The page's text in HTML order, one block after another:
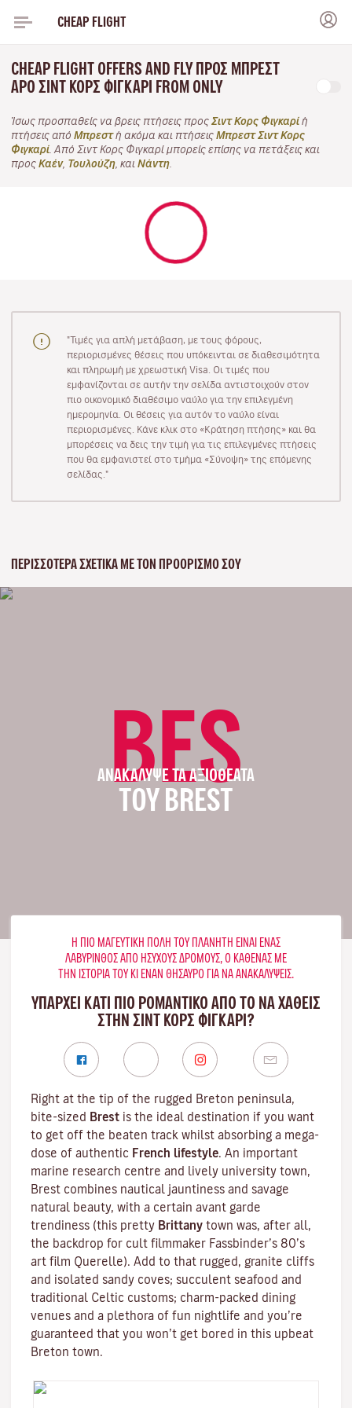
CHEAP FLIGHT
CHEAP FLIGHT OFFERS AND FLY ΠΡΟΣ ΜΠΡΕΣΤ
APO ΣΙΝΤ ΚΟΡΣ ΦΙΓΚΑΡΊ FROM ONLY
Ίσως προσπαθείς να βρεις πτήσεις προς Σιντ Κορς Φιγκαρί ή
πτήσεις από Μπρεστή ακόμα και πτήσεις Μπρεστ Σιντ Κορς
Φιγκαρί . Από Σιντ Κορς Φιγκαρί μπορείς επίσης να πετάξεις και
προς Καέν, Τουλούζη , και Νάντη
"Τιμές για απλή μετάβαση, με τους φόρους,
περιορισμένες θέσεις που υπόκεινται σε διαθεσιμότητα
και πληρωμή με χρεωστική Visa. Οι τιμές που
εμφανίζονται σε αυτήν την σελίδα αντιστοιχούν στον
πιο οικονομικό διαθέσιμο ναύλο για την επιλεγμένη
ημερομηνία. Οι θέσεις για αυτόν το ναύλο είναι
περιορισμένες. Κάνε κλικ στο «Κράτηση πτήσης» και θα
μπορέσεις να δεις την τιμή για τις επιλεγμένες πτήσεις
που θα εμφανιστεί στο τμήμα «Σύνοψη» της επόμενης
σελίδας."
ΠΕΡΙΣΣΌΤΕΡΑ ΣΧΕΤΙΚΆ ΜΕ ΤΟΝ ΠΡΟΟΡΙΣΜΌ ΣΟΥ
BES
ΑΝΑΚΆΛΥΨΕ ΤΑ ΑΞΙΟΘΈΑΤΑ
ΤΟΥ BREST
Η ΠΙΟ ΜΑΓΕΥΤΙΚΉ ΠΌΛΗ ΤΟΥ ΠΛΑΝΉΤΗ ΕΊΝΑΙ ΈΝΑΣ
ΛΑΒΎΡΙΝΘΟΣ ΑΠΌ ΉΣΥΧΟΥΣ ΔΡΌΜΟΥΣ, Ο ΚΑΘΈΝΑΣ ΜΕ
ΤΗΝ ΙΣΤΟΡΊΑ ΤΟΥ ΚΙ ΈΝΑΝ ΘΗΣΑΥΡΌ ΓΙΑ ΝΑ ΑΝΑΚΑΛΎΨΕΙΣ.
ΥΠΑΡΧΕΙ ΚΑΤΙ ΠΙΟ ΡΟΜΑΝΤΙΚΟ ΑΠΟ ΤΟ ΝΑ ΧΑΘΕΙΣ
ΣΤΗΝ ΣΙΝΤ ΚΟΡΣ ΦΙΓΚΑΡΊ?
Right at the tip of the rugged Breton peninsula,
bite-sized Brest is the ideal destination if you want
to get off the beaten track whilst absorbing a mega-
dose of authentic French lifestyle. An important
marine research centre and lively university town,
Brest combines nautical jauntiness and savage
natural beauty, with a certain avant garde
trendiness (this pretty Brittany town was, after all,
the backdrop for cult filmmaker Fassbinder’s 80’s
art film Querelle). Add to that rugged, granite cliffs
and isolated sandy coves; succulent seafood and
traditional Celtic customs; charm-packed dining
venues and a plethora of fun nightlife and you’re
guaranteed that you won’t get bored in this upbeat
Breton town.